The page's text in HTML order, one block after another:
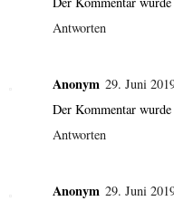
Antworten
Anonym 29. Juni
Der Kommentar
Antworten
Anonym 29. Juni